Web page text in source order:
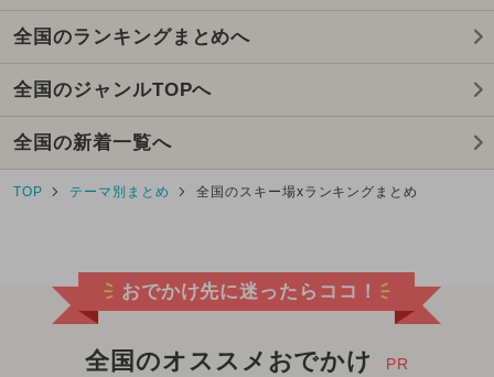
全国のランキングまとめへ
全国のジャンルTOPへ
全国の新着一覧へ
TOP テーマ別まとめ 全国のスキー場xランキングまとめ
おでかけ先に迷ったらココ！
全国のオススメおでかけ PR